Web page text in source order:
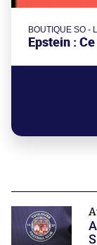
BOUTIQUE SO -
Epstein :